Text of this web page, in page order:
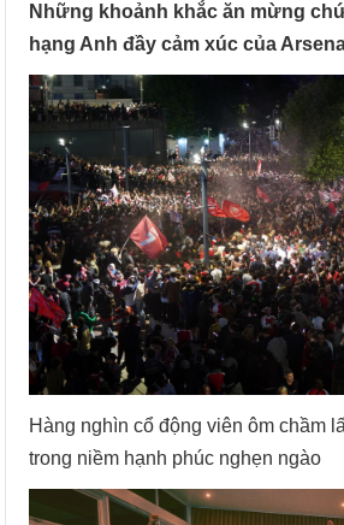
Những khoảnh khắc ăn mừng
hạng Anh đầy cảm xúc của
Hàng nghìn cổ động viên ôm chầm
trong niềm hạnh phúc nghẹn ngào